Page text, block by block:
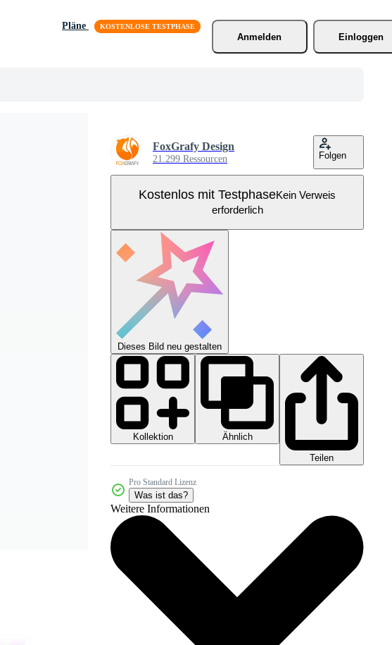
Pläne
Anmelden
Einloggen
FoxGrafy Design
21.299 Ressourcen Folgen
Kostenlos mit TestphaseKein Verweis
erforderlich
Dieses Bild neu gestalten
Kollektion
Ähnlich
Teilen
Pro Standard Lizenz
Was ist das?
Weitere Informationen